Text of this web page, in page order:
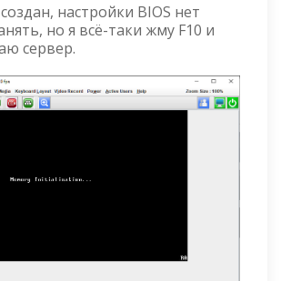
настройки BIOS нет
но я всё-таки жму F10 и
сервер.